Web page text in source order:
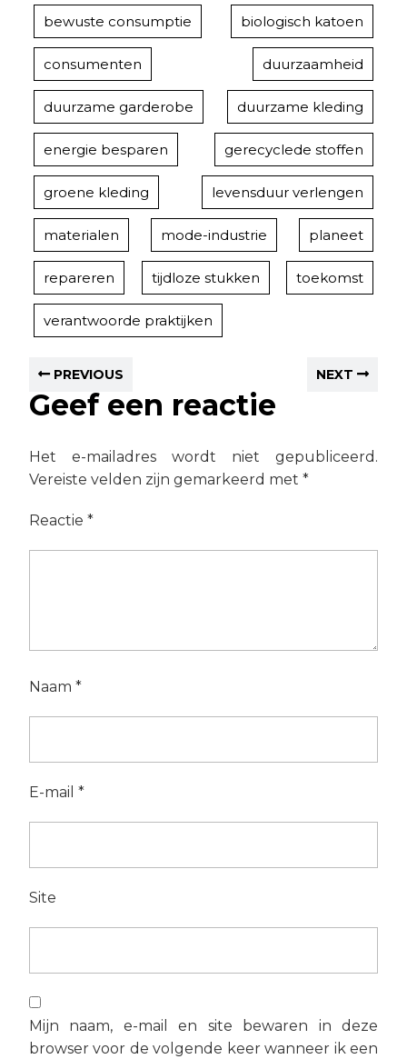
bewuste consumptie biologisch katoen
consumenten duurzaamheid
duurzame garderobe duurzame kleding
energie besparen gerecyclede stoffen
groene kleding levensduur verlengen
materialen mode-industrie planeet
repareren tijdloze stukken toekomst
verantwoorde praktijken
PREVIOUS NEXT
Geef een reactie
Het e-mailadres wordt niet gepubliceerd.
Vereiste velden zijn gemarkeerd met *
Reactie *
Naam *
E-mail *
Site
Mijn naam, e-mail en site bewaren in deze
browser voor de volgende keer wanneer ik een